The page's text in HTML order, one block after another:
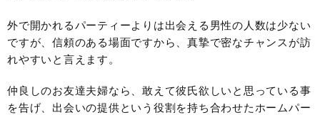
外で開かれるパーティーよりは出会える男性の人数は少ない
ですが、信頼のある場面ですから、真摯で密なチャンスが訪
れやすいと言えます。
仲良しのお友達夫婦なら、敢えて彼氏欲しいと思っている事
を告げ、出会いの提供という役割を持ち合わせたホームパー